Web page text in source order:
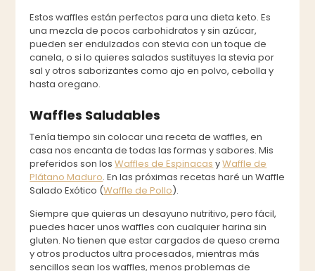
Estos waffles están perfectos para una dieta keto. Es
una mezcla de pocos carbohidratos y sin azúcar,
pueden ser endulzados con stevia con un toque de
canela, o si lo quieres salados sustituyes la stevia por
sal y otros saborizantes como ajo en polvo, cebolla y
hasta oregano.
Waffles Saludables
Tenía tiempo sin colocar una receta de waffles, en
casa nos encanta de todas las formas y sabores. Mis
preferidos son losWaffles de Espinacas yWaffle de
Plátano Maduro. En las próximas recetas haré un Waffle
Salado Exótico (Waffle de Pollo).
Siempre que quieras un desayuno nutritivo, pero fácil,
puedes hacer unos waffles con cualquier harina sin
gluten. No tienen que estar cargados de queso crema
y otros productos ultra procesados, mientras más
sencillos sean los waffles, menos problemas de